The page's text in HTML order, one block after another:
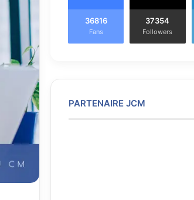
36816
Fans
37354
Followers
PARTENAIRE JCM